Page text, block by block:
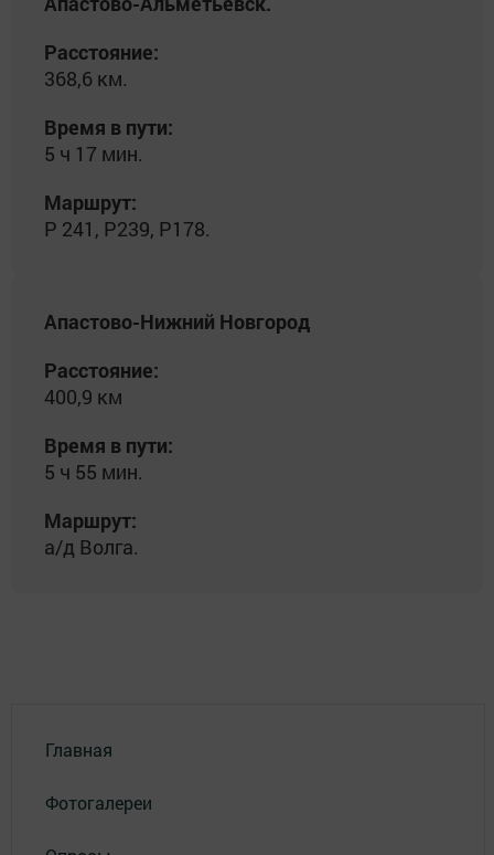
Расстояние:
368,6 км.
Время в пути:
5 ч 17 мин.
Маршрут:
Р 241, Р239, Р178.
Апастово-Нижний Новгород
Расстояние:
400,9 км
Время в пути:
5 ч 55 мин.
Маршрут:
а/д Волга.
Главная
Фотогалереи